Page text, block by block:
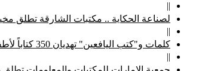
||
لصناعة الحكاية .. مكتبات الشارقة تطلق
||
كلمات و"كتب اليافعين" تهديان 350 كتاباً لأطفال "الإمارات الإنسانية"
||